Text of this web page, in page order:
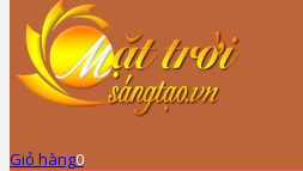
Giỏ hàng0